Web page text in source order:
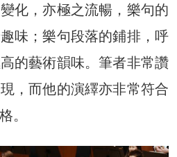
化，亦極之流暢，樂句的
味；樂句段落的鋪排，呼
的藝術韻味。筆者非常讚
，而他的演繹亦非常符合
。